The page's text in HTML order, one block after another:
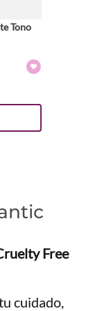
Tono
Free
cuidado,